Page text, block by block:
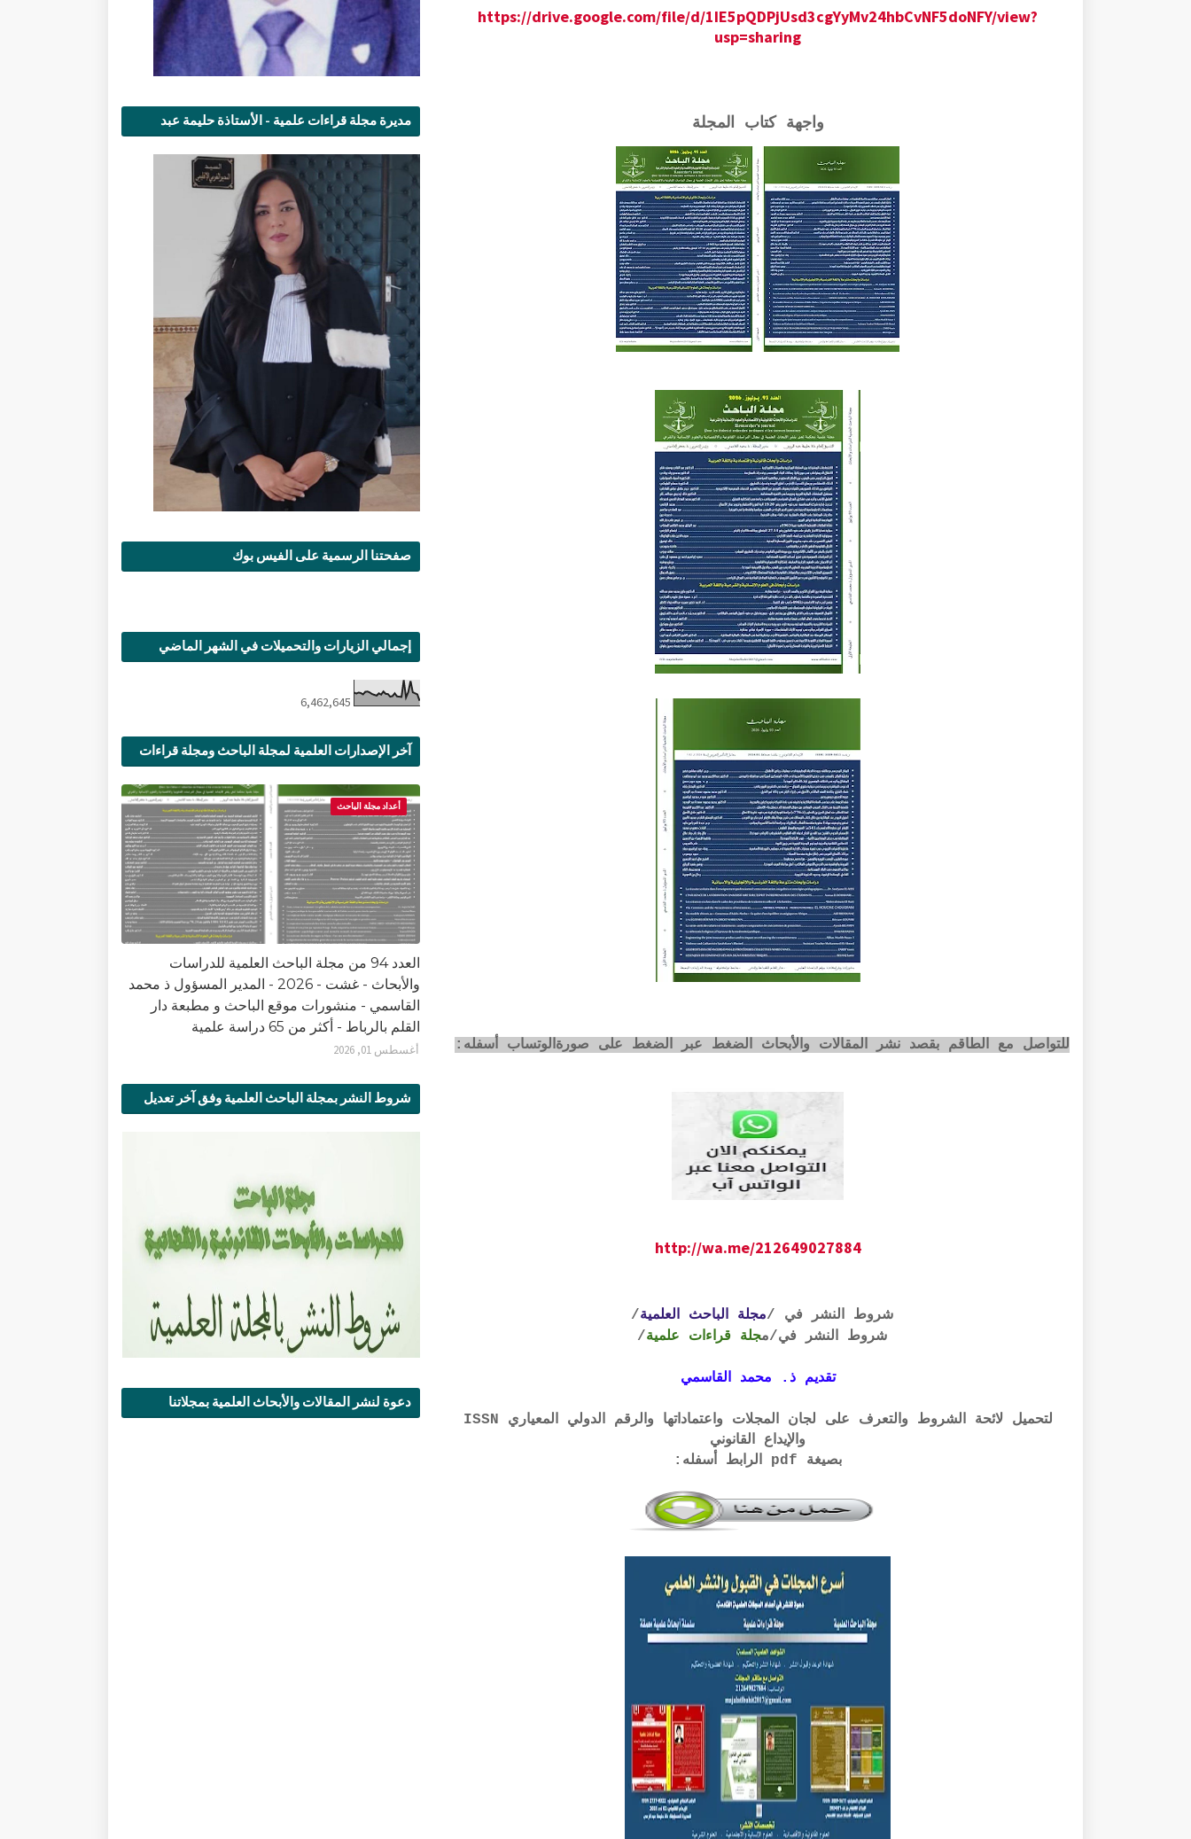
https://drive.google.com/file/d/1IE5pQDPjUsd3cgYyMv24hbCvNF5doNFY/view?
usp=sharing
واجهة كتاب المجلة
للتواصل مع الطاقم بقصد نشر المقالات والأبحاث الضغط عبر الضغط على صورةالوتساب أسفله:
http://wa.me/212649027884
شروط النشر في /مجلة الباحث العلمية/
شروط النشر في/مجلة قراءات علمية/
تقديم ذ. محمد القاسمي
لتحميل لائحة الشروط والتعرف على لجان المجلات واعتماداتها والرقم الدولي المعياري ISSN
والإيداع القانوني
بصيغة pdf الرابط أسفله:
مديرة مجلة قراءات علمية - الأستاذة حليمة عبد
صفحتنا الرسمية على الفيس بوك
إجمالي الزيارات والتحميلات في الشهر الماضي
6,462,645
آخر الإصدارات العلمية لمجلة الباحث ومجلة قراءات
أعداد مجلة الباحث
العدد 94 من مجلة الباحث العلمية للدراسات
والأبحاث - غشت - 2026 - المدير المسؤول ذ محمد
القاسمي - منشورات موقع الباحث و مطبعة دار
القلم بالرباط - أكثر من 65 دراسة علمية
أغسطس 01, 2026
شروط النشر بمجلة الباحث العلمية وفق آخر تعديل
دعوة لنشر المقالات والأبحاث العلمية بمجلاتنا